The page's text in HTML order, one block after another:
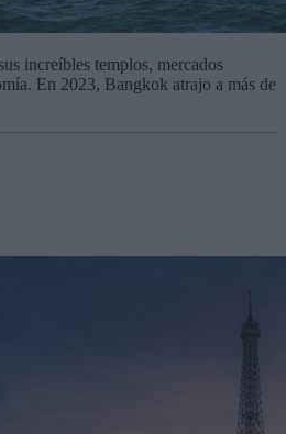
increíbles templos, mercados
En 2023, Bangkok atrajo a más de